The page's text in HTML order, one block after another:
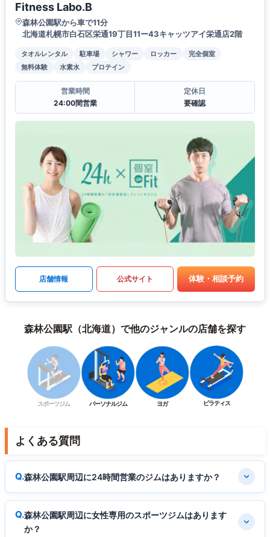
Fitness Labo.B
森林公園駅から車で11分
北海道札幌市白石区栄通19丁目11ー43キャッツアイ栄通店2階
タオルレンタル 駐車場 シャワー ロッカー
完全個室
無料体験
水素水 プロテイン
営業時間
24:00間営業
定休日
要確認
店舗情報 公式サイト 体験・相談予約
森林公園駅（北海道）で他のジャンルの店舗を探す
スポーツジム パーソナルジム ヨガ ピラティス
よくある質問
森林公園駅周辺に24時間営業のジムはありますか？
森林公園駅周辺に女性専用のスポーツジムはあります
か？